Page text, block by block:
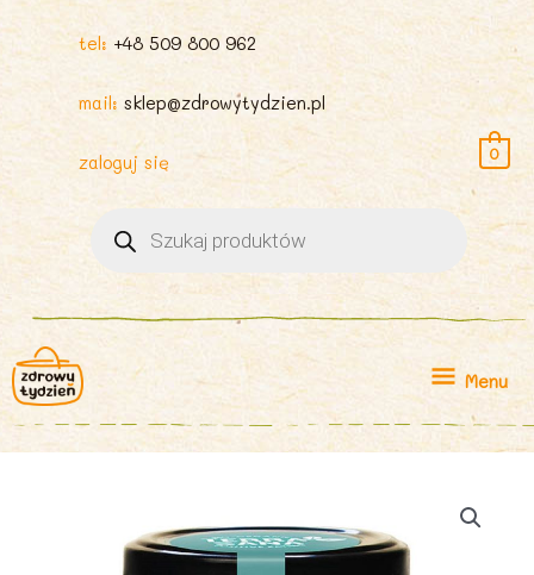
tel: +48 509 800 962
mail: sklep@zdrowytydzien.pl
zaloguj się
produktów
0
Menu
Menu